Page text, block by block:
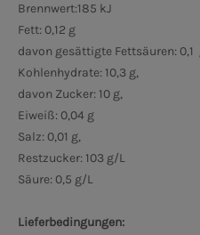
Brennwert:185 kJ
Fett: 0,12 g
davon gesättigte Fettsäuren: 0,1
Kohlenhydrate: 10,3 g,
davon Zucker: 10 g,
Eiweiß: 0,04 g
Salz: 0,01 g,
Restzucker: 103 g/L
Säure: 0,5 g/L
Lieferbedingungen: